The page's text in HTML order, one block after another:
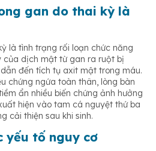
gan do thai kỳ là
là tình trạng rối loạn chức năng
của dịch mật từ gan ra ruột bị
đến tích tụ axit mật trong máu.
chứng ngứa toàn thân, lòng bàn
ẩn nhiều biến chứng ảnh hưởng
hiện vào tam cá nguyệt thứ ba
cải thiện sau khi sinh.
yếu tố nguy cơ